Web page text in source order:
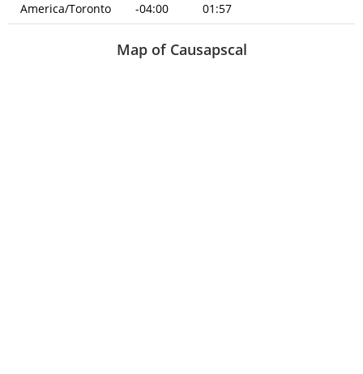
America/Toronto
-04:00 01:57
Map of Causapscal